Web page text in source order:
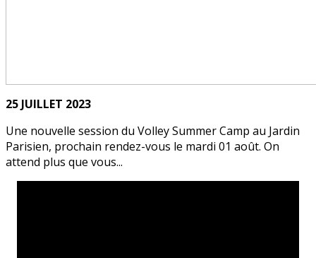
25 JUILLET 2023
Une nouvelle session du Volley Summer Camp au Jardin
Parisien, prochain rendez-vous le mardi 01 août. On
attend plus que vous...